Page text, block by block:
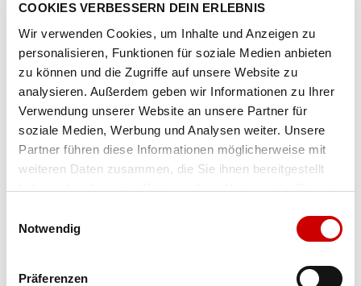
COOKIES VERBESSERN DEIN ERLEBNIS
Wir verwenden Cookies, um Inhalte und Anzeigen zu
personalisieren, Funktionen für soziale Medien anbieten
zu können und die Zugriffe auf unsere Website zu
analysieren. Außerdem geben wir Informationen zu Ihrer
Verwendung unserer Website an unsere Partner für
soziale Medien, Werbung und Analysen weiter. Unsere
Partner führen diese Informationen möglicherweise mit
weiteren Daten zusammen, die Sie ihnen bereitgestellt
haben oder die sie im Rahmen Ihrer Nutzung der Dienste
Notwendig
Präferenzen
Artikel-Nr.001-1500724-01-navy
Farbe navy